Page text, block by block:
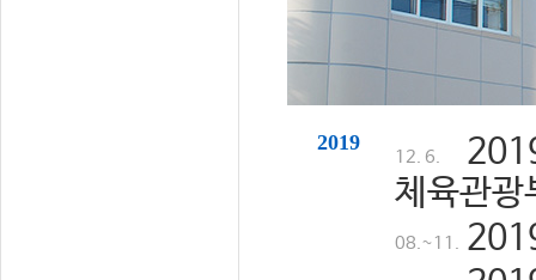
2019
12. 6.
체육관광
08.~11.